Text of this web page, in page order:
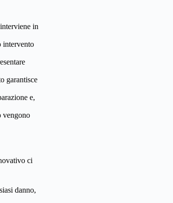
in
intervento
garantisce
e,
vengono
ci
danno,